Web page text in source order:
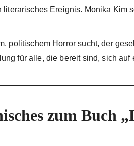
Ereignis. Monika Kim
politischem Horror sucht, der
für alle, die bereit sind, sich
zum Buch